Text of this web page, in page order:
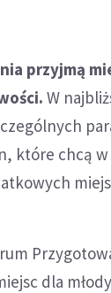
przyjmą
W
które chcą
dla